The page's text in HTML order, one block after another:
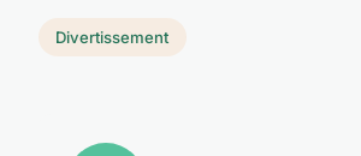
Divertissement